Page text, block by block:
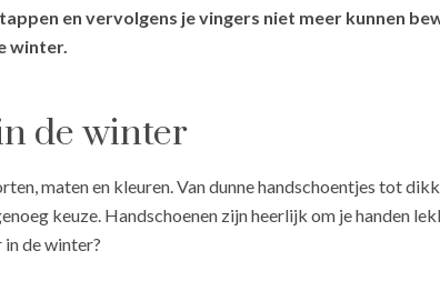
en vervolgens je vingers niet meer kunnen
winter.
de winter
maten en kleuren. Van dunne handschoentjes tot
keuze. Handschoenen zijn heerlijk om je handen
in de winter?